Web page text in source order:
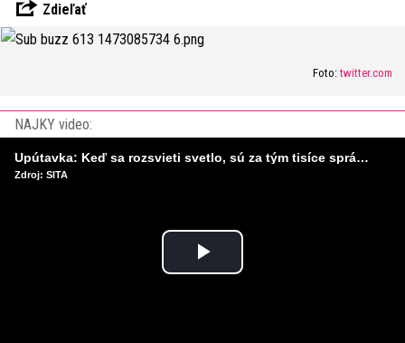
Zdieľať
Foto:twitter.com
NAJKY video:
Play
Upútavka: Keď sa rozsvieti svetlo, sú za tým tisíce správnych rozhodnutí. Ako vzniká infraštruktúra, ktorú nevnímame?
Zdroj: SITA